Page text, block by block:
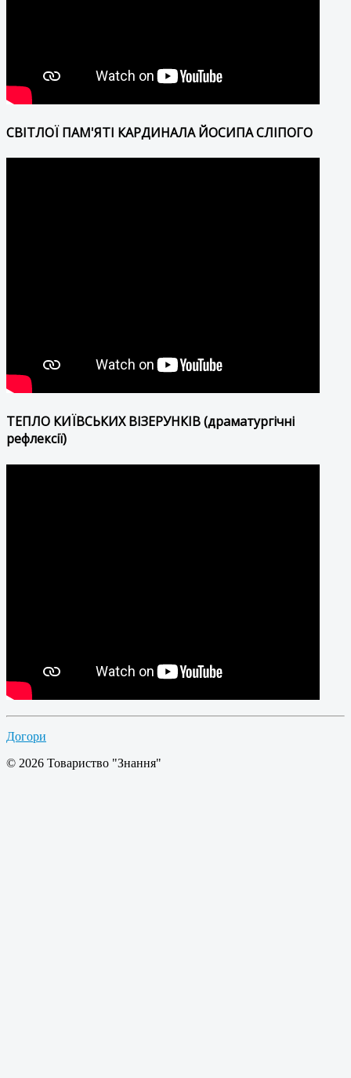
СВІТЛОЇ ПАМ'ЯТІ КАРДИНАЛА ЙОСИПА СЛІПОГО
ТЕПЛО КИЇВСЬКИХ ВІЗЕРУНКІВ (драматургічні
рефлексії)
Догори
© 2026 Товариство "Знання"